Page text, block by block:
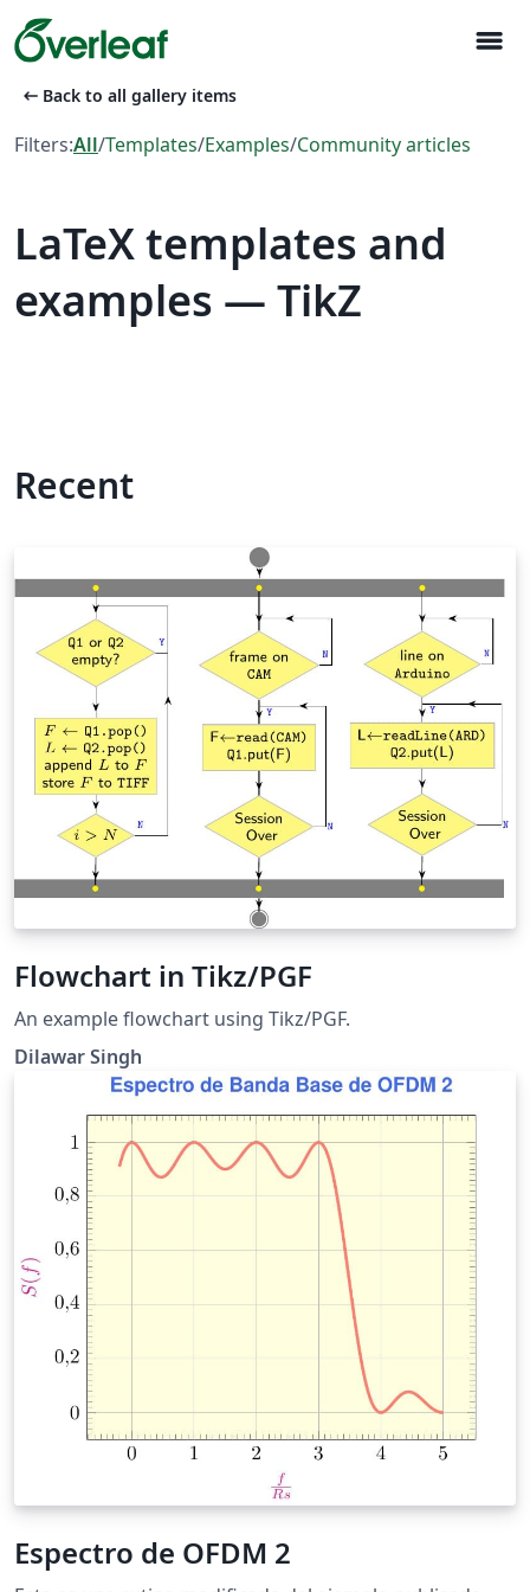
menu
arrow_left_alt Back to all gallery items
Filters:All/Templates/Examples/Community articles
LaTeX templates and
examples — TikZ
Recent
Flowchart in Tikz/PGF
An example flowchart using Tikz/PGF.
Dilawar Singh
Espectro de OFDM 2